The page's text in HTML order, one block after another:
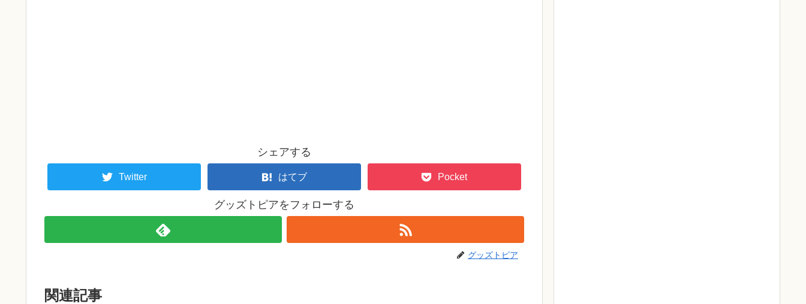
シェアする
Twitter はてブ Pocket
グッズトピアをフォローする
グッズトピア
関連記事